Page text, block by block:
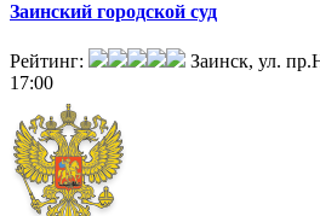
Заинский городской суд
Рейтинг: Заинск, ул.
17:00